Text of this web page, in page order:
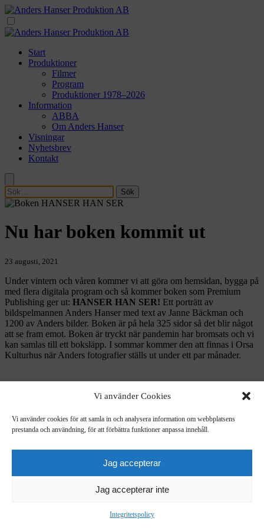
Vi använder Cookies
Vi använder cookies för att samla in och analysera information om webbplatsens
prestanda och användning, för att förbättra funktioner anpassa innehåll.
Jag accepterar
Jag accepterar inte
Integritetspolicy
Start
Produktioner
Filmer
Program
Produktioner 1978–2026
Information
ABBA
Om Anders Hanser
Visningar
Nyhetsbrev
Kontakt
Sök
Nu har boken kommit ut
23 augusti, 2021
Under vintern och våren kommer vi att göra om hemsidan, bygga på
med flera digitala program och så kommer boken som Premium
Publishing ger ut: HANSER HAN SER! Ett porträtt av
bildspelmannen Anders Hanser med text av Janne Bäckman och
1200 av Anders bilder. Boken är på hela 325 sidor så det blir något
att se fram emot. Boken är tryckt när pandemin har bromsats och vi
kan samlas till ett boksläpp. I sommar kommer den att finnas i Orsa
Kulturhus när Anders fotografier ställs ut under ett par månader.
Janne Bäckman
Anders Hanser Produktion AB 2026